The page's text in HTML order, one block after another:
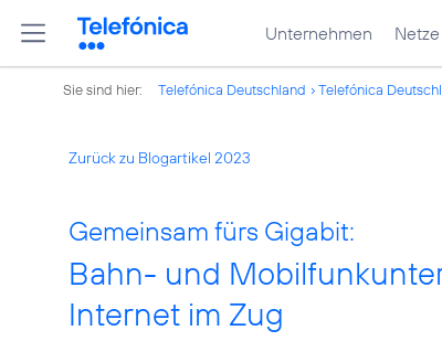
Unternehmen Netze
Sie sind hier: Telefónica Deutschland Telefónica
Zurück zu Blogartikel 2023
Gemeinsam fürs Gigabit:
Bahn- und
Internet im Zug